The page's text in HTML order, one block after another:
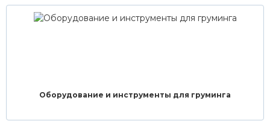
Оборудование и инструменты для груминга